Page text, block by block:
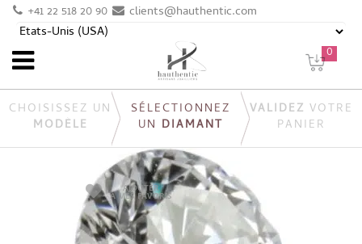
+41 22 518 20 90 clients@hauthentic.com
0
CHOISISSEZ UN
MODÈLE
SÉLECTIONNEZ
UN DIAMANT
VALIDEZ VOTRE
PANIER
AJOUTER
À MES FAVORIS